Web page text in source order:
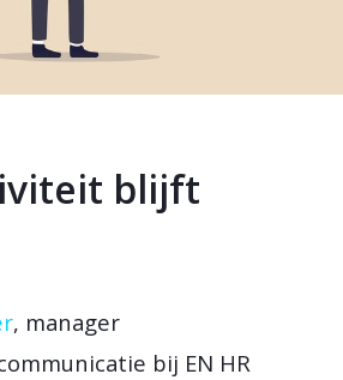
blijft
, manager
bij EN HR